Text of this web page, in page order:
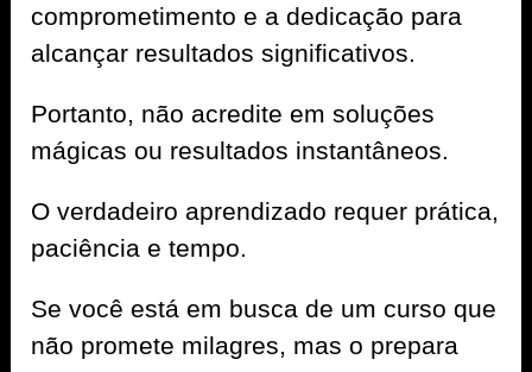
comprometimento e a dedicação para
alcançar resultados significativos.
Portanto, não acredite em soluções
mágicas ou resultados instantâneos.
O verdadeiro aprendizado requer prática,
paciência e tempo.
Se você está em busca de um curso que
não promete milagres, mas o prepara